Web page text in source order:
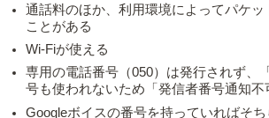
通話料のほか、利用環境によってパケッ
ことがある
Wi-Fiが使える
専用の電話番号（050）は発行されず、
号も使われないため「発信者番号通知不
Googleボイスの番号を持っていればそち